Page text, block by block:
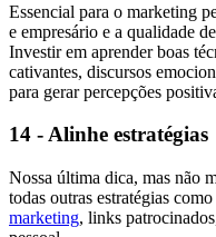
Essencial para o marketing
e empresário e a qualidade
Investir em aprender boas
cativantes, discursos
para gerar percepções
14 - Alinhe estratégias
Nossa última dica, mas não
todas outras estratégias
marketing, links